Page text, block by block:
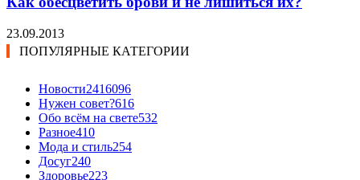
23.09.2013
ПОПУЛЯРНЫЕ КАТЕГОРИИ
Новости2416096
Нужен совет?616
Обо всём на свете532
Разное410
Мода и стиль254
Досуг240
Здоровье223